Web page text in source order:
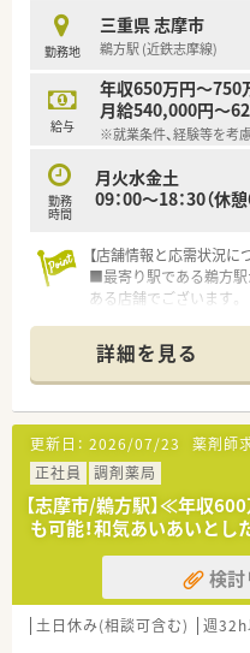
★刷新された新規採用者
中途入社ならではの悩
ンや社内規定などをご案
同期入社の方との繋が
て、安心してキャリア
店舗OJT・フォローア
門の体系的な研修をご用
★業界トップクラスの認
です。
がん診療連携拠点病院
学管理や、
本社から業界動向など
療機関と信頼関係を築
★安心して働ける環境
年間休日が「126日相当
では産休・育休の希望取
境づくりを考え、ライ
います。
また、患者さまへの想
度」では「現場主義」を念
地域・店舗ごとに異な
現する取り組みも行って
入社後もひとりひとり
勤務地
三重県 志摩市
鵜方駅 (近鉄志摩線)
給与
年収650万円～750
月給540,000円～
※就業条件、経験等を考
勤務
時間
月火水金土
09：00～18：30（休憩
【店舗情報と応需状況に
■最寄り駅である鵜方
ある店舗でございます。
眼科クリニックより応
■薬剤師は常時2名体制
持って業務に取り組める
【法人特徴について】
■三重県の松阪市、伊勢
店舗を展開する地域密着
■全店舗が眼科クリニッ
ーマン型の店舗形態で
■若くして志摩市に1店
に愛される店舗作りを
【勤務実態について】
■休みが木曜日・日曜日
詳細を見る
更新日： 2026/07/23 薬剤師
正社員
調剤薬局
【志摩市/鵜方駅】≪年収
も可能！和気あいあいとし
検討
土日休み(相談可含む) 週32h